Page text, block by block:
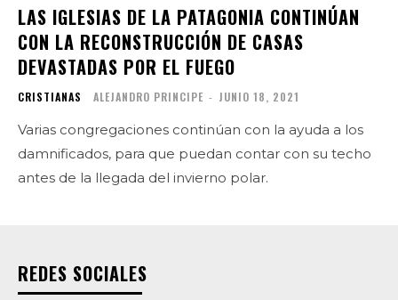
LAS IGLESIAS DE LA PATAGONIA CONTINÚAN
CON LA RECONSTRUCCIÓN DE CASAS
DEVASTADAS POR EL FUEGO
CRISTIANAS ALEJANDRO PRINCIPE - JUNIO 18, 2021
Varias congregaciones continúan con la ayuda a los
damnificados, para que puedan contar con su techo
antes de la llegada del invierno polar.
REDES SOCIALES